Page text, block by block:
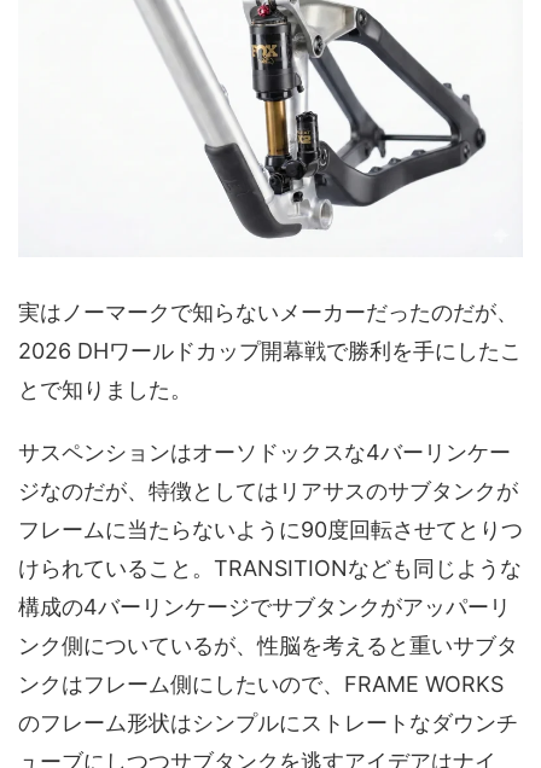
実はノーマークで知らないメーカーだったのだが、
2026 DHワールドカップ開幕戦で勝利を手にしたこ
とで知りました。
サスペンションはオーソドックスな4バーリンケー
ジなのだが、特徴としてはリアサスのサブタンクが
フレームに当たらないように90度回転させてとりつ
けられていること。TRANSITIONなども同じような
構成の4バーリンケージでサブタンクがアッパーリ
ンク側についているが、性脳を考えると重いサブタ
ンクはフレーム側にしたいので、FRAME WORKS
のフレーム形状はシンプルにストレートなダウンチ
ューブにしつつサブタンクを逃すアイデアはナイ